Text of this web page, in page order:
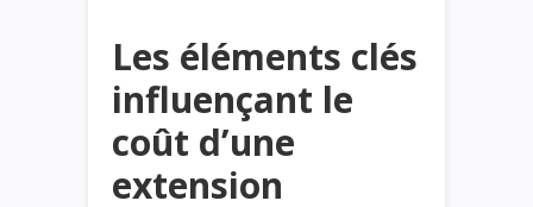
Les éléments clés
influençant le
coût d’une
extension